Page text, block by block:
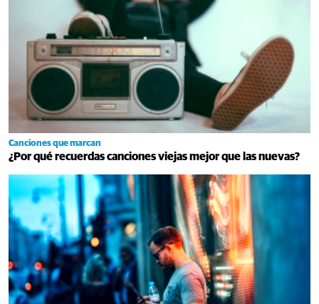
Canciones que marcan
¿Por qué recuerdas canciones viejas mejor que las nuevas?